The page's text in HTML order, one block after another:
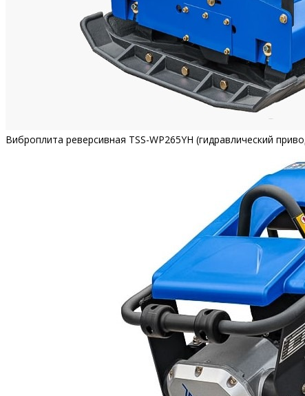
Виброплита реверсивная TSS-WP265YH (гидравлический